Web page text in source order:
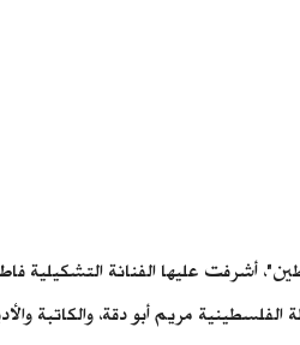
عليها الفنانة التشكيلية
مريم أبو دقة، والكاتبة